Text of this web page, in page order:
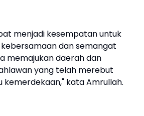
menjadi kesempatan untuk
dan semangat
memajukan daerah dan
yang telah merebut
kemerdekaan," kata Amrullah.